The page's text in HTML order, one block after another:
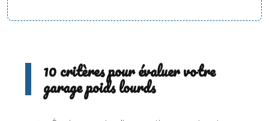
10 critères pour évaluer votre
garage poids lourds